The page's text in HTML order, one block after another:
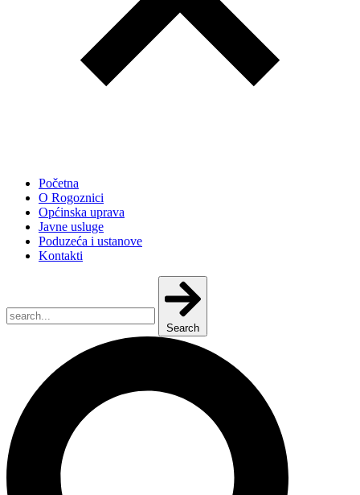
Početna
O Rogoznici
Općinska uprava
Javne usluge
Poduzeća i ustanove
Kontakti
Search